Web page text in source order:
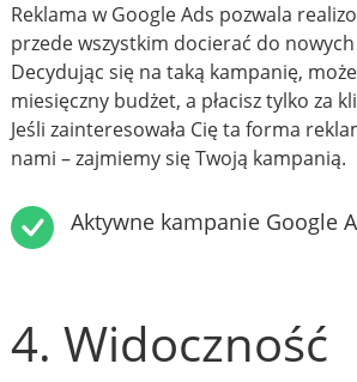
Reklama w Google Ads pozwala
przede wszystkim docierać do
Decydując się na taką kampanię,
miesięczny budżet, a płacisz tylko za
Jeśli zainteresowała Cię ta forma
nami – zajmiemy się Twoją kampanią.
Aktywne kampanie Google
4. Widoczność